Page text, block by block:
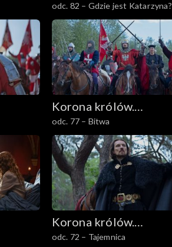
Jagiellonowie
odc. 82 – Gdzie jest Katarzyna?
Korona królów.
Jagiellonowie
odc. 77 – Bitwa
Korona królów.
Jagiellonowie
odc. 72 – Tajemnica